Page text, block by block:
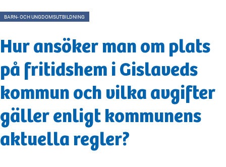
BARN- OCH UNGDOMSUTBILDNING
Hur ansöker man om plats
på fritidshem i Gislaveds
kommun och vilka avgifter
gäller enligt kommunens
aktuella regler?